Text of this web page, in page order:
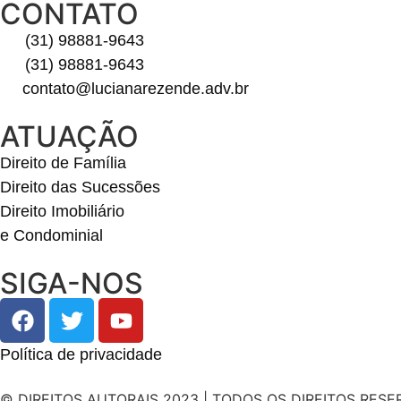
CONTATO
(31) 98881-9643
(31) 98881-9643
contato@lucianarezende.adv.br
ATUAÇÃO
Direito de Família
Direito das Sucessões
Direito Imobiliário
e Condominial
SIGA-NOS
Política de privacidade